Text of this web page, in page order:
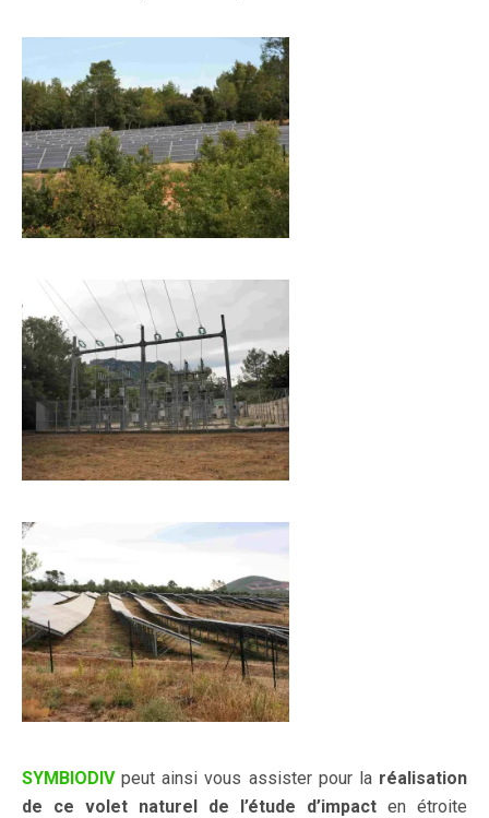
SYMBIODIVpeut ainsi vous assister pour laréalisation
de ce volet naturel
de l’étude d’impact en étroite